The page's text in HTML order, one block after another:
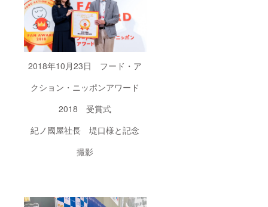
2018年10月23日 フード・ア
クション・ニッポンアワード
2018 受賞式
紀ノ國屋社長 堤口様と記念
撮影